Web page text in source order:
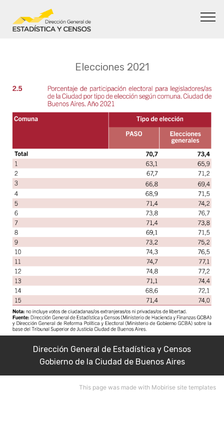
Elecciones 2021
Dirección General de Estadística y Censos
Gobierno de la Ciudad de Buenos Aires
This page was made with Mobirise site templates